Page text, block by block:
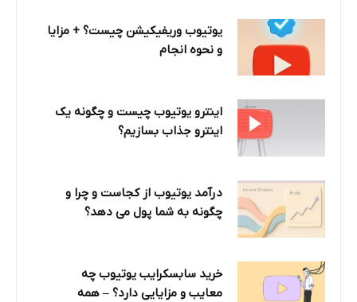
یوتیوب وریفیکیشن چیست؟ + مزایا
و نحوه انجام
اینترو یوتیوب چیست و چگونه یک
اینترو جذاب بسازیم؟
درآمد یوتیوب از کجاست و چرا و
چگونه به شما پول می دهد؟
خرید سابسکرایب یوتیوب چه
معایب و مزایایی دارد؟‌ – همه